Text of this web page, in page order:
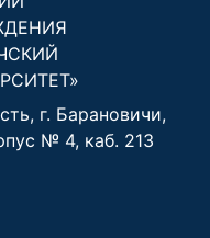
г. Барановичи,
№ 4, каб. 213